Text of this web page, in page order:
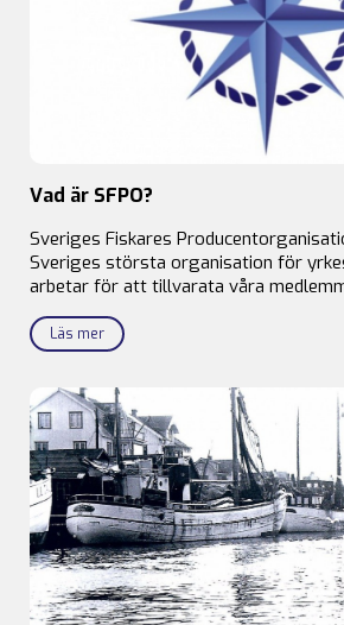
Vad är SFPO?
Sveriges Fiskares
Sveriges största organisation för
arbetar för att tillvarata våra
Läs mer